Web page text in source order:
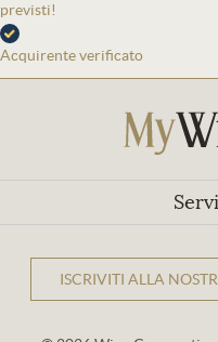
previsti!
Acquirente verificato
ISCRIVITI ALLA